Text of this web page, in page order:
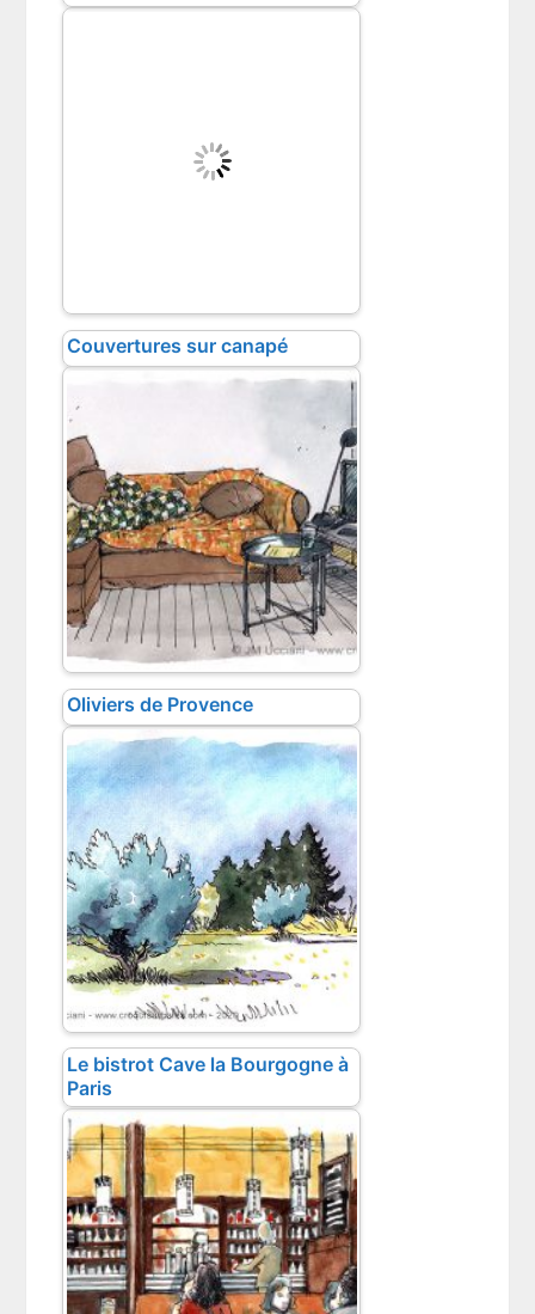
Couvertures sur canapé
Oliviers de Provence
Le bistrot Cave la Bourgogne à
Paris